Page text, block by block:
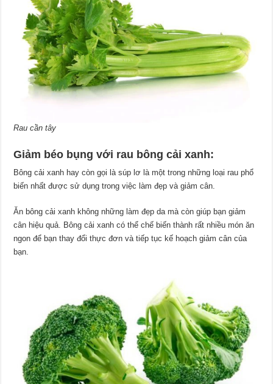
Rau cần tây
Giảm béo bụng với rau bông cải xanh:
Bông cải xanh hay còn gọi là súp lơ là một trong những loại rau phổ
biến nhất được sử dụng trong việc làm đẹp và giảm cân.
Ăn bông cải xanh không những làm đẹp da mà còn giúp bạn giảm
cân hiệu quả. Bông cải xanh có thể chế biến thành rất nhiều món ăn
ngon để bạn thay đổi thực đơn và tiếp tục kế hoạch giảm cân của
bạn.